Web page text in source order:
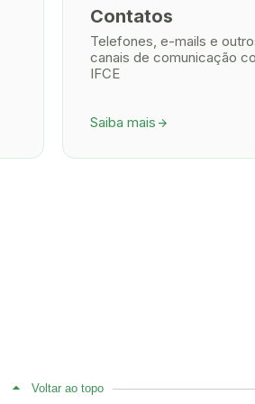
Contatos
Telefones, e-mails e
canais de comunicação
IFCE
Saiba mais arrow_forward
Voltar ao topo